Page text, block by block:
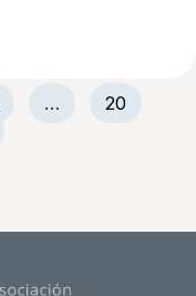
…
20